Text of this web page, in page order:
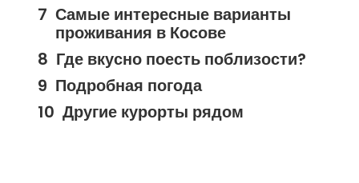
Самые интересные варианты
проживания в Косове
Где вкусно поесть поблизости?
Подробная погода
Другие курорты рядом